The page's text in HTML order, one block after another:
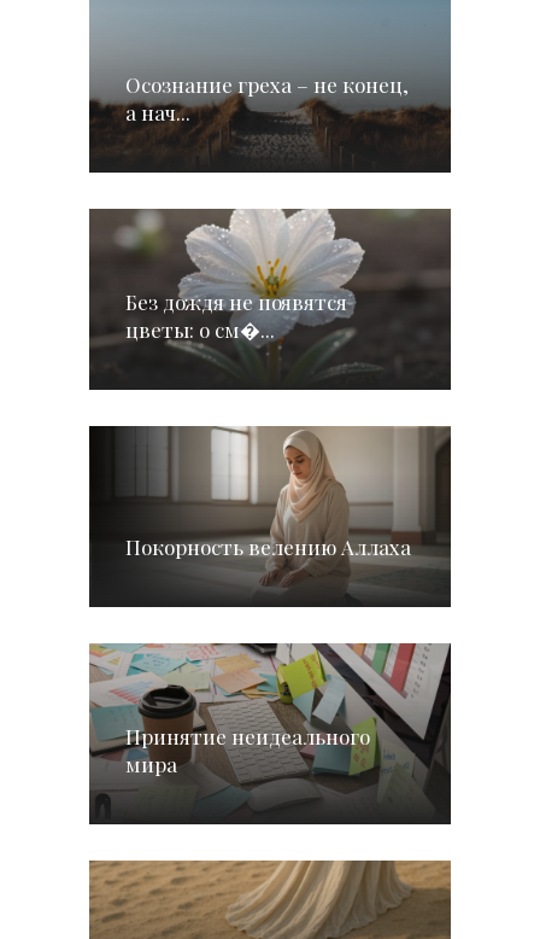
Осознание греха – не конец,
а нач...
Без дождя не появятся
цветы: о см�...
Покорность велению Аллаха
Принятие неидеального
мира